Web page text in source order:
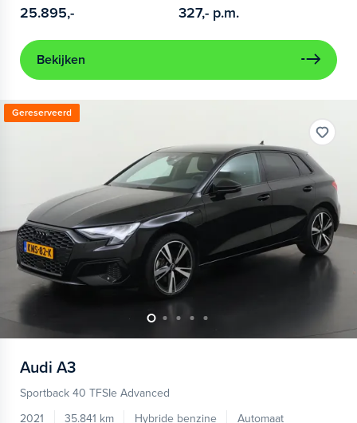
25.895,- 327,- p.m.
Bekijken
Gereserveerd
Audi A3
Sportback 40 TFSIe Advanced
2021
35.841 km Hybride benzine
Automaat